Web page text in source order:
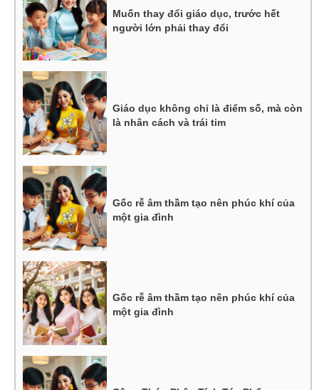
Muốn thay đổi giáo dục, trước hết
người lớn phải thay đổi
Giáo dục không chỉ là điểm số, mà còn
là nhân cách và trái tim
Gốc rễ âm thầm tạo nên phúc khí của
một gia đình
Gốc rễ âm thầm tạo nên phúc khí của
một gia đình